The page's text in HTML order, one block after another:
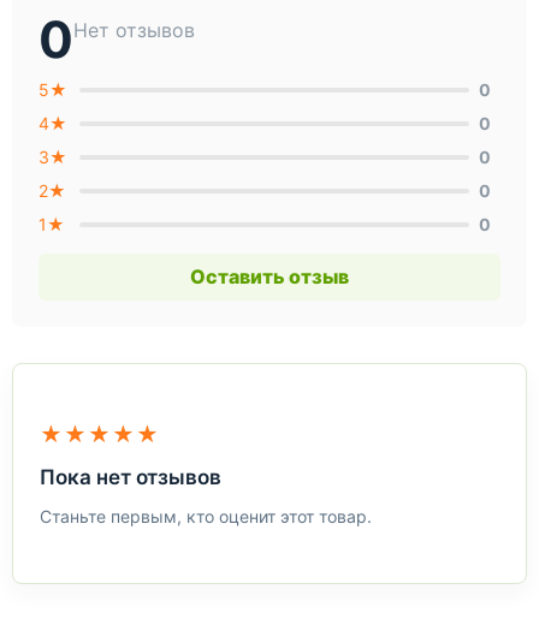
0Нет отзывов
5★
0
4★
0
3★
0
2★
0
1★
0
Оставить отзыв
★★★★★
Пока нет отзывов
Станьте первым, кто оценит этот товар.